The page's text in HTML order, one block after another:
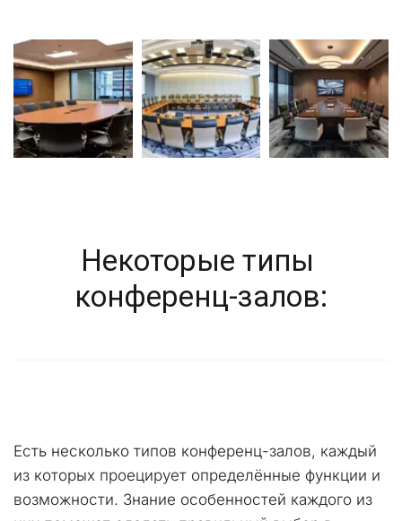
Некоторые типы
конференц-залов:
Есть несколько типов конференц-залов, каждый
из которых проецирует определённые функции и
возможности. Знание особенностей каждого из